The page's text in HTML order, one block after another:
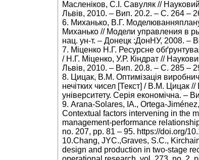
Масленіков, С.І. Савуляк //
Львів, 2010. – Вип. 20.2. – С. 264 –
6. Миханько, В.Г.
Миханько // Модели управления в
нац. ун-т. – Донецк :ДонНУ, 2008. –
7. Міценко Н.Г. Ресурсне
/ Н.Г. Міценко, У.Р. Кіндрат //
Львів, 2010. – Вип. 20.8. – С. 285 –
8. Цицак, В.М. Оптимізація
нечітких чисел [Текст] / В.M. Цицак
університету. Серія економічна. –
9. Arana-Solares, IA., Ortega-
Contextual factors intervening in the
management-performance
no. 207, pp. 81 – 95. https://doi.org/
10.Chang, JYC.,Graves, S.C.,
design and production in two-stage